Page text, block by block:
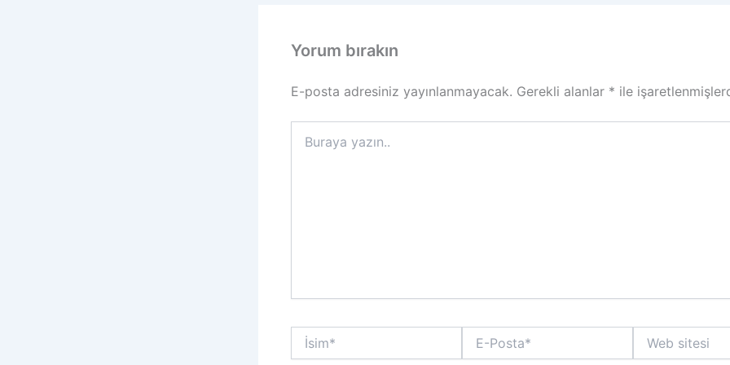
Yorum bırakın
E-posta adresiniz yayınlanmayacak. Gerekli alanlar * ile
yazın..
İsim*
Posta*
sitesi